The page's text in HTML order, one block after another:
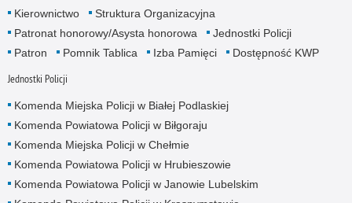
Kierownictwo
Struktura Organizacyjna
Patronat honorowy/Asysta honorowa
Jednostki Policji
Patron
Pomnik Tablica Izba Pamięci Dostępność KWP
Jednostki Policji
Komenda Miejska Policji w Białej Podlaskiej
Komenda Powiatowa Policji w Biłgoraju
Komenda Miejska Policji w Chełmie
Komenda Powiatowa Policji w Hrubieszowie
Komenda Powiatowa Policji w Janowie Lubelskim